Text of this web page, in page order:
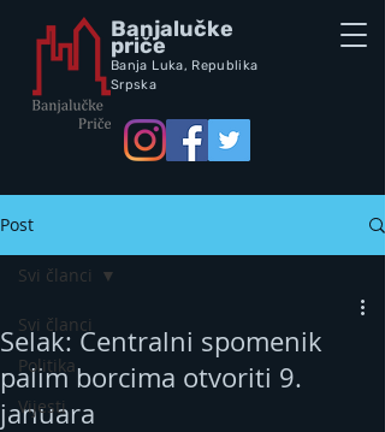
Banjalučke
priče
Banja Luka, Republika
Srpska
Post
Svi članci
Politika
Vijesti
Svi članci
Selak: Centralni spomenik
palim borcima otvoriti 9.
januara